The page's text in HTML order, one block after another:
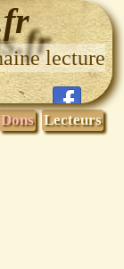
lecture
Dons Lecteurs